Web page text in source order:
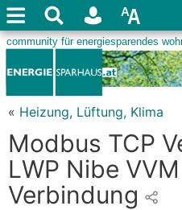
« Heizung, Lüftung, Klima
Modbus TCP
LWP Nibe
Verbindung